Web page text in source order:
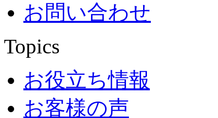
お問い合わせ
Topics
お役立ち情報
お客様の声